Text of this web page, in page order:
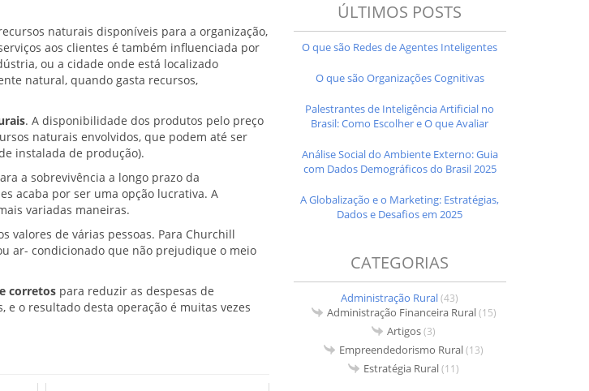
naturais disponíveis para a organização,
aos clientes é também influenciada por
ou a cidade onde está localizado
natural, quando gasta recursos,
. A disponibilidade dos produtos pelo preço
naturais envolvidos, que podem até ser
instalada de produção).
a sobrevivência a longo prazo da
acaba por ser uma opção lucrativa. A
variadas maneiras.
valores de várias pessoas. Para Churchill
ar- condicionado que não prejudique o meio
corretos para reduzir as despesas de
o resultado desta operação é muitas vezes
ÚLTIMOS POSTS
O que são Redes de Agentes Inteligentes
O que são Organizações Cognitivas
Palestrantes de Inteligência Artificial no
Brasil: Como Escolher e O que Avaliar
Análise Social do Ambiente Externo: Guia
com Dados Demográficos do Brasil 2025
A Globalização e o Marketing: Estratégias,
Dados e Desafios em 2025
CATEGORIAS
Administração Rural(43)
Administração Financeira Rural(15)
Artigos(3)
Empreendedorismo Rural(13)
Estratégia Rural(11)